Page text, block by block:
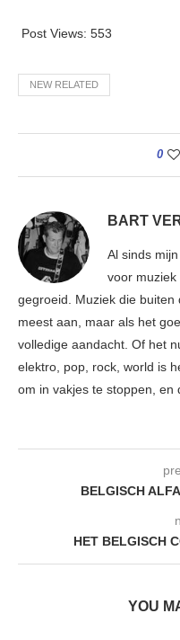
Post Views: 553
NEW RELATED
0
BART
Al sinds
voor
gegroeid. Muziek die
meest aan, maar als het
volledige aandacht. Of het
elektro, pop, rock, world is
om in vakjes te stoppen, en
BELGISCH
HET BELGISCH
YOU